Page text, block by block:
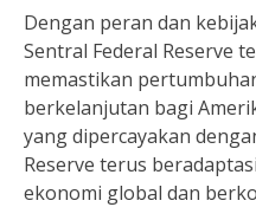
Dengan peran dan
Sentral Federal Reserve
memastikan
berkelanjutan bagi
yang dipercayakan
Reserve terus
ekonomi global dan